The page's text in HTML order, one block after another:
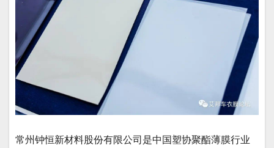
常州钟恒新材料股份有限公司是中国塑协聚酯薄膜行业